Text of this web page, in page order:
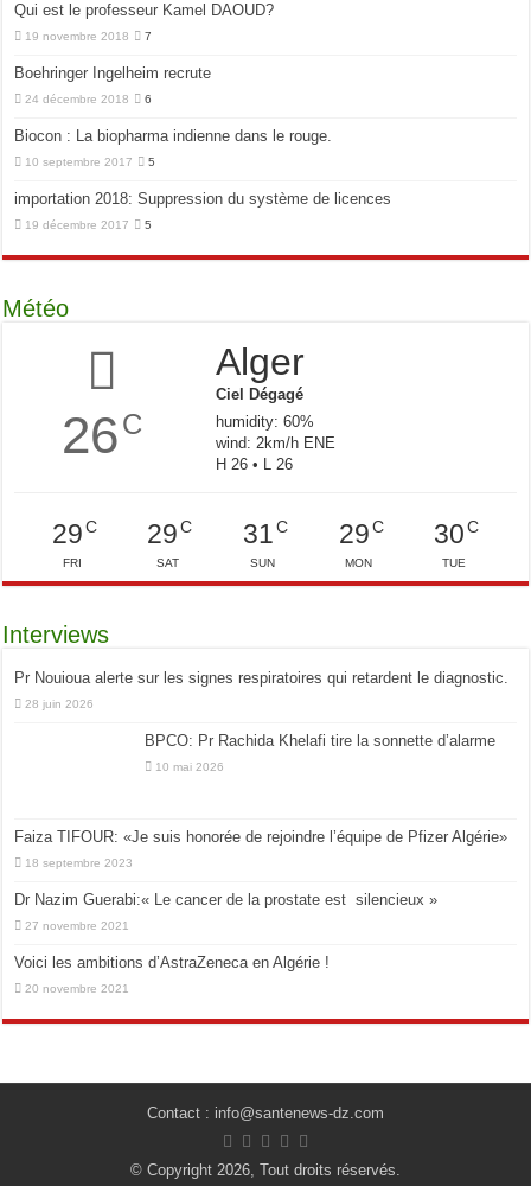
Qui est le professeur Kamel DAOUD?
19 novembre 2018 7
Boehringer Ingelheim recrute
24 décembre 2018 6
Biocon : La biopharma indienne dans le rouge.
10 septembre 2017 5
importation 2018: Suppression du système de licences
19 décembre 2017 5
Météo
26C
Alger
Ciel Dégagé
humidity: 60%
wind: 2km/h ENE
H 26 • L 26
29C
FRI
29 C
SAT
31C
SUN
29C
MON
30 C
TUE
Interviews
Pr Nouioua alerte sur les signes respiratoires qui retardent le diagnostic.
28 juin 2026
BPCO: Pr Rachida Khelafi tire la sonnette d’alarme
10 mai 2026
Faiza TIFOUR: «Je suis honorée de rejoindre l’équipe de Pfizer Algérie»
18 septembre 2023
Dr Nazim Guerabi:« Le cancer de la prostate est silencieux »
27 novembre 2021
Voici les ambitions d’AstraZeneca en Algérie !
20 novembre 2021
Contact : info@santenews-dz.com
© Copyright 2026, Tout droits réservés.